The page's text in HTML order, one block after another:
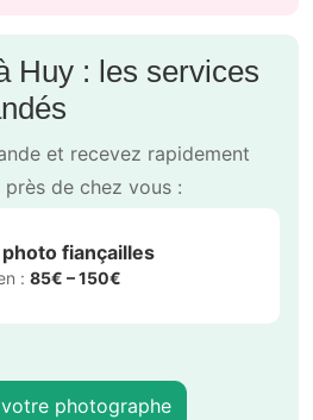
Huy : les services
et recevez rapidement
de chez vous :
fiançailles
: 85€ – 150€
photographe